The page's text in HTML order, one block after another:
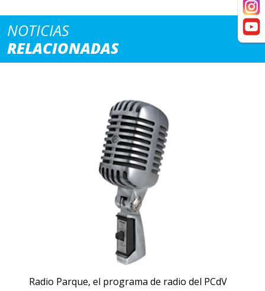
NOTICIAS
RELACIONADAS
Radio Parque, el programa de radio del PCdV